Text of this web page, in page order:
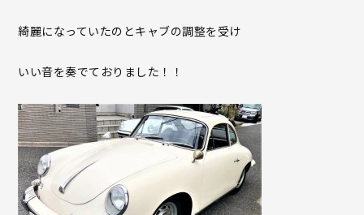
綺麗になっていたのとキャブの調整を受け
いい音を奏でておりました！！